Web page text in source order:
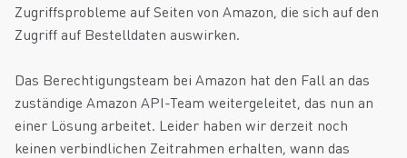
Zugriffsprobleme auf Seiten von Amazon, die sich auf den
Zugriff auf Bestelldaten auswirken.
Das Berechtigungsteam bei Amazon hat den Fall an das
zuständige Amazon API-Team weitergeleitet, das nun an
einer Lösung arbeitet. Leider haben wir derzeit noch
keinen verbindlichen Zeitrahmen erhalten, wann das